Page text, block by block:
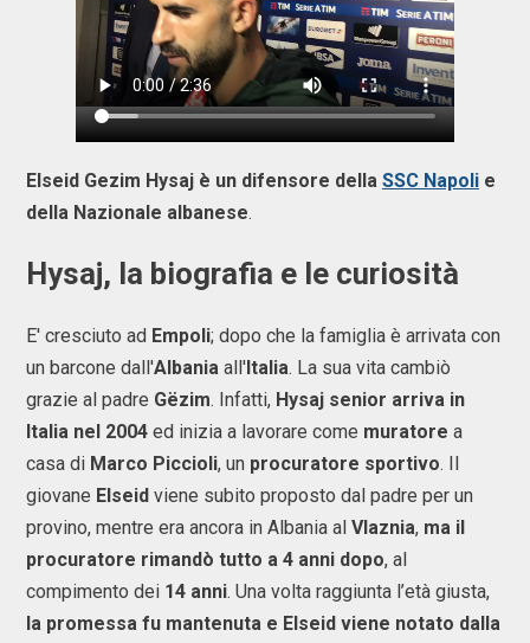
Elseid Gezim Hysaj è un difensore della SSC Napoli e
della Nazionale albanese.
Hysaj, la biografia e le curiosità
E' cresciuto ad Empoli; dopo che la famiglia è arrivata con
un barcone dall'Albania all' Italia. La sua vita cambiò
grazie al padre Gëzim. Infatti, Hysaj senior arriva in
Italia nel 2004 ed inizia a lavorare come muratore a
casa di Marco Piccioli, un procuratore sportivo. Il
giovane Elseid viene subito proposto dal padre per un
provino, mentre era ancora in Albania al Vlaznia, ma il
procuratore rimandò tutto a 4 anni dopo, al
compimento dei 14 anni. Una volta raggiunta l’età giusta,
la promessa fu mantenuta e Elseid viene notato dalla